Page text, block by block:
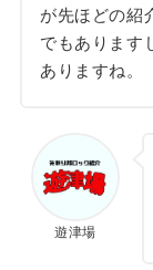
が先ほどの紹
でもあります
ありますね。
遊津場